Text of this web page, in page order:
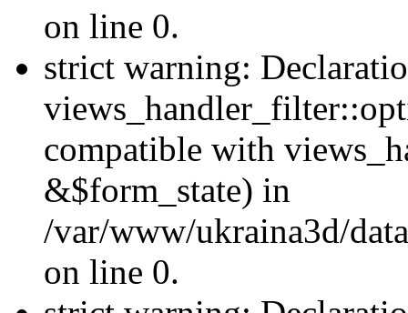
on line 0.
strict warning:
compatible with
&$form_state) in
/var/www/ukraina3d/
on line 0.